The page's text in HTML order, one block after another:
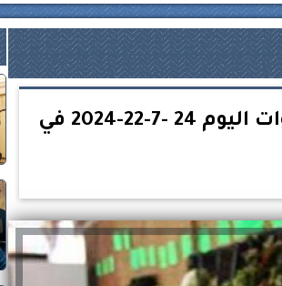
الملوخية بـ 4 جنيهات.. انخفاض أسعار الخضروات اليوم 24 -7-22-2024 في